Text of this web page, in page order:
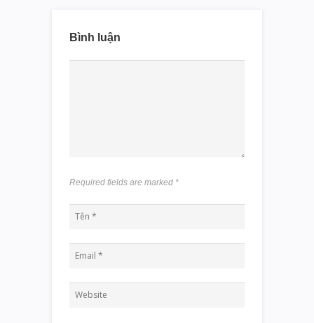
Bình luận
Required fields are marked *